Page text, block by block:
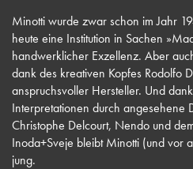
Minotti wurde zwar schon im Jahr
heute eine Institution in Sachen
handwerklicher Exzellenz. Aber
dank des kreativen Kopfes Rodolfo
anspruchsvoller Hersteller. Und
Interpretationen durch angesehene
Christophe Delcourt, Nendo und
Inoda+Sveje bleibt Minotti (und vor
jung.